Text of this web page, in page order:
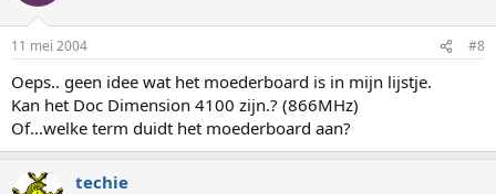
11 mei 2004 #8
Oeps.. geen idee wat het moederboard is in mijn lijstje.
Kan het Doc Dimension 4100 zijn.? (866MHz)
Of...welke term duidt het moederboard aan?
techie